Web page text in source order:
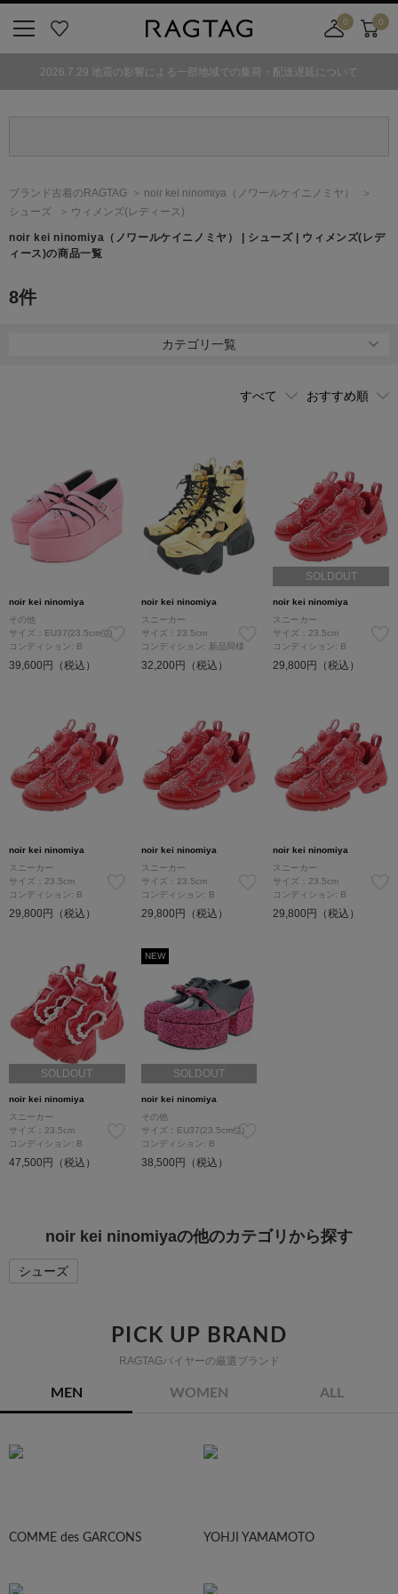
気
0
舗
カ
ト
0
2026.7.29 地震の影響による一部地域での集荷・配送遅延について
ブランド古着のRAGTAG noir kei ninomiya （ノワールケイニノミヤ）
シューズ
ウィメンズ(レディース)
noir kei ninomiya （ノワールケイニノミヤ）
| シューズ | ウィメンズ(レデ
ィース)の商品一覧
8件
カテゴリ一覧
noir kei ninomiya
その他
サイズ：EU37(23.5cm位)
コンディション: B
39,600円（税込）
noir kei ninomiya
スニーカー
サイズ：23.5cm
コンディション: 新品同様
32,200円（税込）
SOLDOUT
noir kei ninomiya
スニーカー
サイズ：23.5cm
コンディション: B
29,800円（税込）
noir kei ninomiya
スニーカー
サイズ：23.5cm
コンディション: B
29,800円（税込）
noir kei ninomiya
スニーカー
サイズ：23.5cm
コンディション: B
29,800円（税込）
noir kei ninomiya
スニーカー
サイズ：23.5cm
コンディション: B
29,800円（税込）
SOLDOUT
noir kei ninomiya
スニーカー
サイズ：23.5cm
コンディション: B
47,500円（税込）
NEW
SOLDOUT
noir kei ninomiya
その他
サイズ：EU37(23.5cm位)
コンディション: B
38,500円（税込）
noir kei ninomiyaの他のカテゴリから探す
シューズ
PICK UP BRAND
RAGTAGバイヤーの厳選ブランド
MEN WOMEN ALL
COMME des GARCONS YOHJI YAMAMOTO